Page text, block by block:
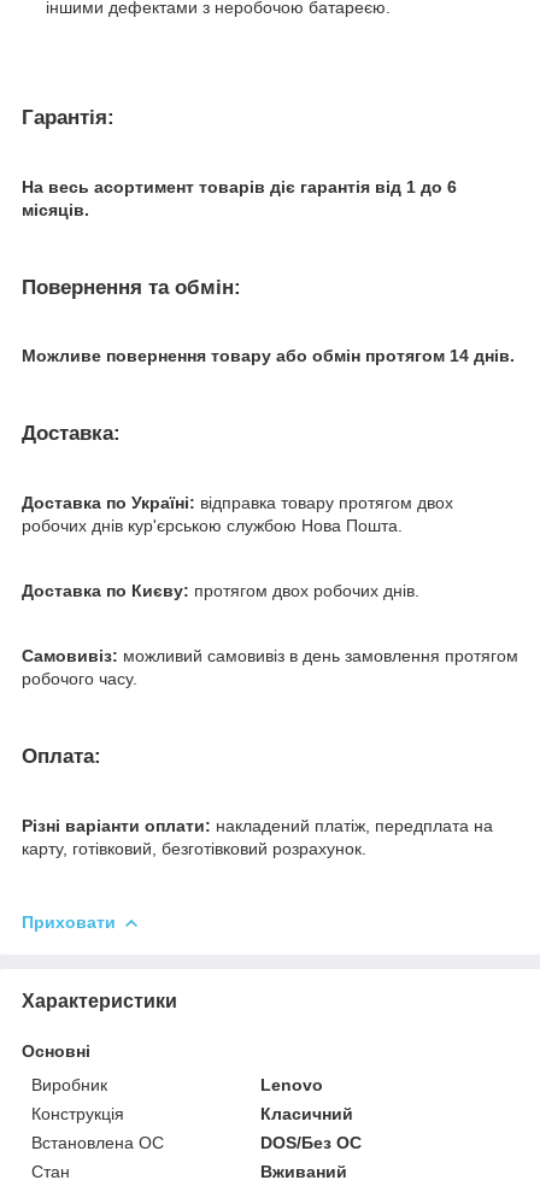
іншими дефектами з неробочою батареєю.
Гарантія:
На весь асортимент товарів діє гарантія від 1 до 6
місяців.
Повернення та обмін:
Можливе повернення товару або обмін протягом 14 днів.
Доставка:
Доставка по Україні: відправка товару протягом двох
робочих днів кур'єрською службою Нова Пошта.
Доставка по Києву: протягом двох робочих днів.
Самовивіз: можливий самовивіз в день замовлення протягом
робочого часу.
Оплата:
Різні варіанти оплати: накладений платіж, передплата на
карту, готівковий, безготівковий розрахунок.
Приховати
Характеристики
Основні
Виробник
Lenovo
Конструкція
Класичний
Встановлена ОС
DOS/Без ОС
Стан
Вживаний